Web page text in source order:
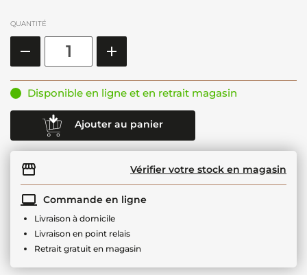
QUANTITÉ
Disponible en ligne et en retrait magasin
Ajouter au panier
Vérifier votre stock en magasin
Commande en ligne
Livraison à domicile
Livraison en point relais
Retrait gratuit en magasin